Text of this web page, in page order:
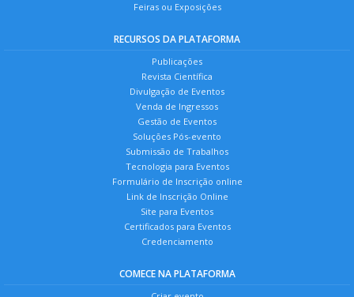
Feiras ou Exposições
RECURSOS DA PLATAFORMA
Publicações
Revista Científica
Divulgação de Eventos
Venda de Ingressos
Gestão de Eventos
Soluções Pós-evento
Submissão de Trabalhos
Tecnologia para Eventos
Formulário de Inscrição online
Link de Inscrição Online
Site para Eventos
Certificados para Eventos
Credenciamento
COMECE NA PLATAFORMA